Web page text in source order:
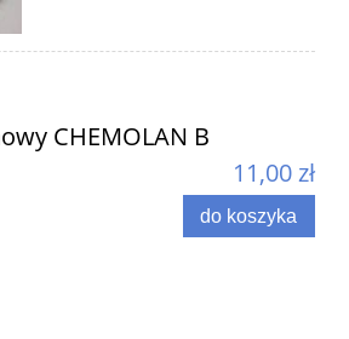
CHEMOLAN B
11,00 zł
do koszyka